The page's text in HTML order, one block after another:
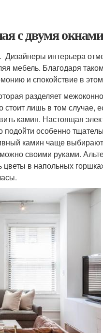
с двумя
Дизайнеры интерьера
мебель. Благодаря
и спокойствие в
разделяет
лишь в том случае,
камин. Настоящая
особенно
камин чаще
своими руками.
в напольных